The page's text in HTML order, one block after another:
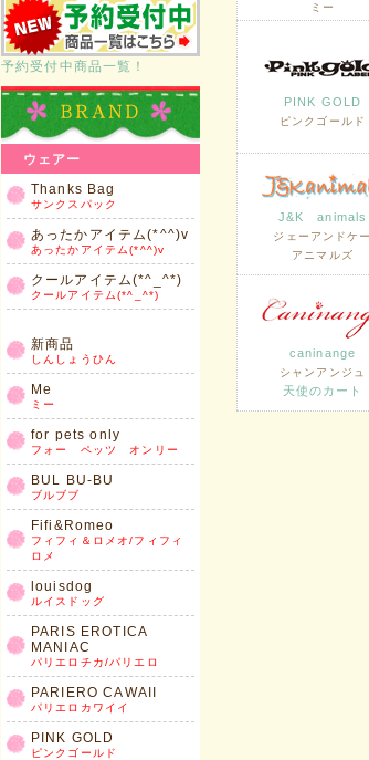
予約受付中商品一覧！
ウェアー
Thanks Bag
サンクスパック
あったかアイテム(*^^)v
あったかアイテム(*^^)v
クールアイテム(*^_^*)
クールアイテム(*^_^*)
新商品
しんしょうひん
Me
ミー
for pets only
フォー ペッツ オンリー
BUL BU-BU
ブルブブ
Fifi&Romeo
フィフィ＆ロメオ/フィフィ
ロメ
louisdog
ルイスドッグ
PARIS EROTICA
MANIAC
パリエロチカ/パリエロ
PARIERO CAWAII
パリエロカワイイ
PINK GOLD
ピンクゴールド
ミー
PINK GOLD
ピンクゴールド
J&K animals
ジェーアンドケー
アニマルズ
caninange
シャンアンジュ
天使のカート